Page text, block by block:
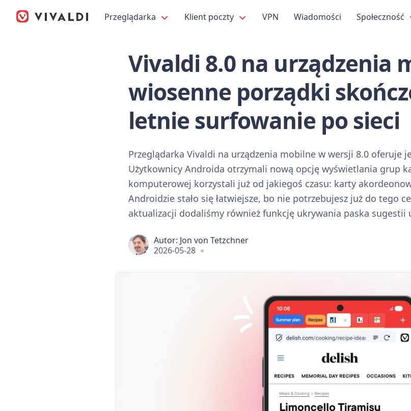
Przeglądarka Klient poczty VPN Wiadomości Społeczność
Vivaldi 8.0 na urządzenia
wiosenne porządki
letnie surfowanie po sieci
Przeglądarka Vivaldi na urządzenia mobilne w wersji 8.0 oferuje
Użytkownicy Androida otrzymali nową opcję wyświetlania grup
komputerowej korzystali już od jakiegoś czasu: karty
Androidzie stało się łatwiejsze, bo nie potrzebujesz już do tego
aktualizacji dodaliśmy również funkcję ukrywania paska sugestii
Autor: Jon von Tetzchner
2026-05-28